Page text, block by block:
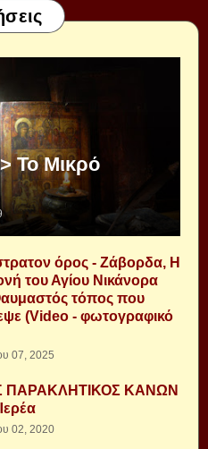
Το Μικρό
όρος - Ζάβορδα, Η
του Αγίου Νικάνορα
τόπος που
(Video - φωτογραφικό
07, 2025
ΠΑΡΑΚΛΗΤΙΚΟΣ ΚΑΝΩΝ
02, 2020